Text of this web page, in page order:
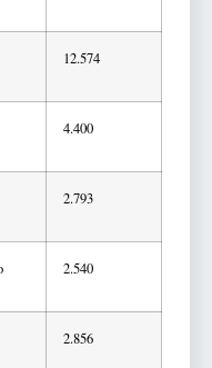
12.574
4.400
2.793
2.540
2.856